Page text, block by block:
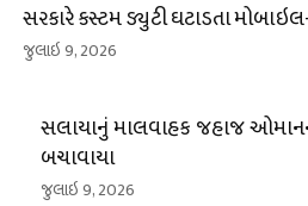
સરકારે કસ્ટમ ડ્યુટી ઘટાડતા
જુલાઇ 9, 2026
સલાયાનું માલવાહક જહાજ
બચાવાયા
જુલાઇ 9, 2026